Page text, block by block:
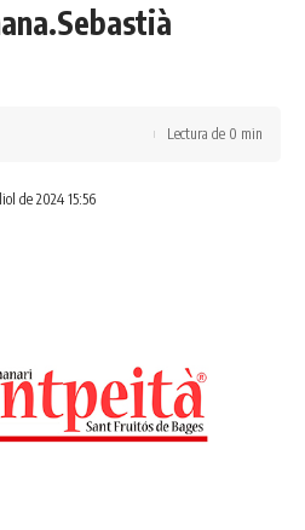
de 2024 15:56
Lectura de 0 min